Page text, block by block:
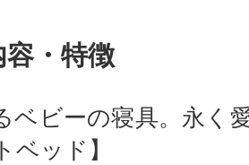
・特徴
ベビーの寝具。永く
ベッド】